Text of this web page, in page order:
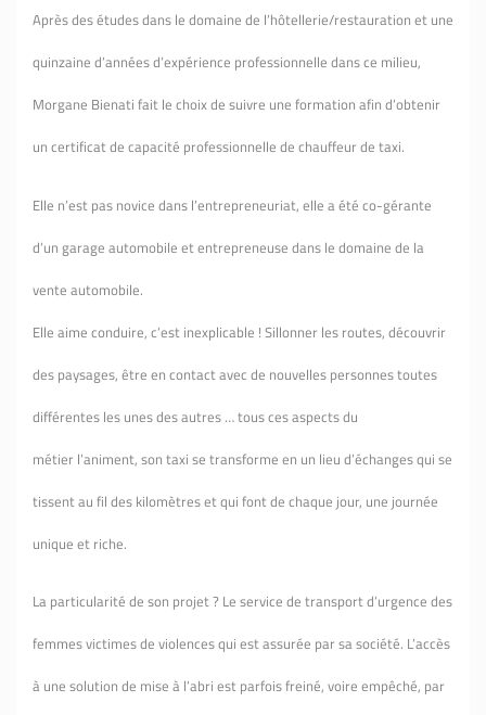
Après des études dans le domaine de l’hôtellerie/restauration et une
quinzaine d’années d’expérience professionnelle dans ce milieu,
Morgane Bienati fait le choix de suivre une formation afin d’obtenir
un certificat de capacité professionnelle de chauffeur de taxi.
Elle n’est pas novice dans l’entrepreneuriat, elle a été co-gérante
d’un garage automobile et entrepreneuse dans le domaine de la
vente automobile.
Elle aime conduire, c’est inexplicable ! Sillonner les routes, découvrir
des paysages, être en contact avec de nouvelles personnes toutes
différentes les unes des autres … tous ces aspects du
métier l’animent, son taxi se transforme en un lieu d’échanges qui se
tissent au fil des kilomètres et qui font de chaque jour, une journée
unique et riche.
La particularité de son projet ? Le service de transport d’urgence des
femmes victimes de violences qui est assurée par sa société. L’accès
à une solution de mise à l’abri est parfois freiné, voire empêché, par